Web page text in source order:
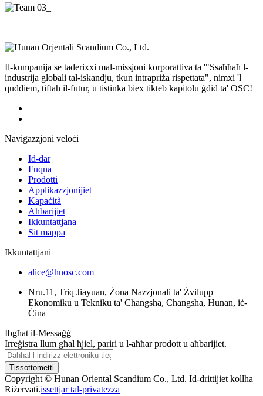
Il-kumpanija se taderixxi mal-missjoni korporattiva ta '"Ssaħħaħ l-
industrija globali tal-iskandju, tkun intrapriża rispettata", nimxi 'l
quddiem, tiftaħ il-futur, u tistinka biex tikteb kapitolu ġdid ta' OSC!
Navigazzjoni veloċi
Id-dar
Fuqna
Prodotti
Applikazzjonijiet
Kapaċità
Aħbarijiet
Ikkuntattjana
Sit mappa
Ikkuntattjani
alice@hnosc.com
Nru.11, Triq Jiayuan, Żona Nazzjonali ta' Żvilupp
Ekonomiku u Tekniku ta' Changsha, Changsha, Hunan, iċ-
Ċina
Ibgħat il-Messaġġ
Irreġistra llum għal ħjiel, pariri u l-aħħar prodott u aħbarijiet.
Tissottometti
Copyright © Hunan Oriental Scandium Co., Ltd. Id-drittijiet kollha
Riżervati.issettjar tal-privatezza